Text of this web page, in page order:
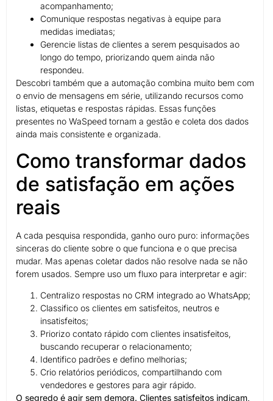
acompanhamento;
Comunique respostas negativas à equipe para
medidas imediatas;
Gerencie listas de clientes a serem pesquisados ao
longo do tempo, priorizando quem ainda não
respondeu.
Descobri também que a automação combina muito bem com
o envio de mensagens em série, utilizando recursos como
listas, etiquetas e respostas rápidas. Essas funções
presentes no WaSpeed tornam a gestão e coleta dos dados
ainda mais consistente e organizada.
Como transformar dados
de satisfação em ações
reais
A cada pesquisa respondida, ganho ouro puro: informações
sinceras do cliente sobre o que funciona e o que precisa
mudar. Mas apenas coletar dados não resolve nada se não
forem usados. Sempre uso um fluxo para interpretar e agir:
Centralizo respostas no CRM integrado ao WhatsApp;
Classifico os clientes em satisfeitos, neutros e
insatisfeitos;
Priorizo contato rápido com clientes insatisfeitos,
buscando recuperar o relacionamento;
Identifico padrões e defino melhorias;
Crio relatórios periódicos, compartilhando com
vendedores e gestores para agir rápido.
O segredo é agir sem demora. Clientes satisfeitos indicam,